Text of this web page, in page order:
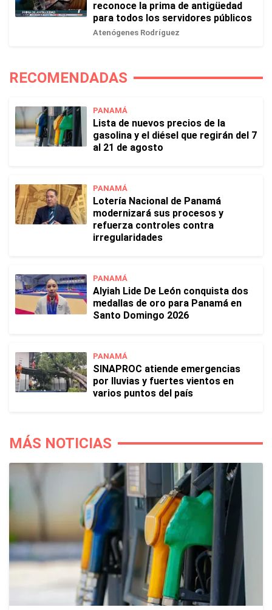
reconoce la prima de antigüedad
para todos los servidores públicos
Atenógenes Rodríguez
RECOMENDADAS
PANAMÁ
Lista de nuevos precios de la
gasolina y el diésel que regirán del 7
al 21 de agosto
PANAMÁ
Lotería Nacional de Panamá
modernizará sus procesos y
refuerza controles contra
irregularidades
PANAMÁ
Alyiah Lide De León conquista dos
medallas de oro para Panamá en
Santo Domingo 2026
PANAMÁ
SINAPROC atiende emergencias
por lluvias y fuertes vientos en
varios puntos del país
MÁS NOTICIAS